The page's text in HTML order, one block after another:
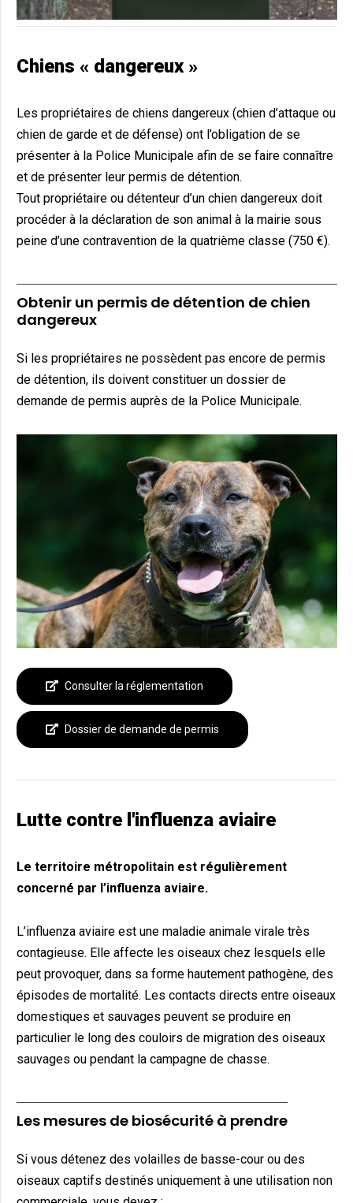
Chiens « dangereux »
Les propriétaires de chiens dangereux (chien d’attaque ou
chien de garde et de défense) ont l’obligation de se
présenter à la Police Municipale afin de se faire connaître
et de présenter leur permis de détention.
Tout propriétaire ou détenteur d’un chien dangereux doit
procéder à la déclaration de son animal à la mairie sous
peine d’une contravention de la quatrième classe (750 €).
Obtenir un permis de détention de chien
dangereux
Si les propriétaires ne possèdent pas encore de permis
de détention, ils doivent constituer un dossier de
demande de permis auprès de la Police Municipale.
Consulter la réglementation
Dossier de demande de permis
Lutte contre l'influenza aviaire
Le territoire métropolitain est régulièrement
concerné par l’influenza aviaire.
L’influenza aviaire est une maladie animale virale très
contagieuse. Elle affecte les oiseaux chez lesquels elle
peut provoquer, dans sa forme hautement pathogène, des
épisodes de mortalité. Les contacts directs entre oiseaux
domestiques et sauvages peuvent se produire en
particulier le long des couloirs de migration des oiseaux
sauvages ou pendant la campagne de chasse.
Les mesures de biosécurité à prendre
Si vous détenez des volailles de basse-cour ou des
oiseaux captifs destinés uniquement à une utilisation non